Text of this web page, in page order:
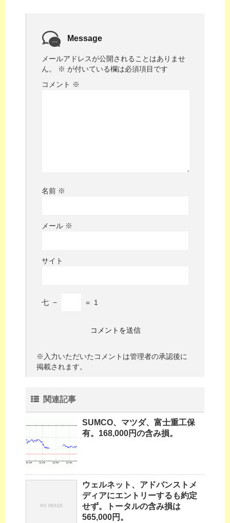
Message
メールアドレスが公開されることはありませ
ん。
※ が付いている欄は必須項目です
コメント ※
名前 ※
メール ※
サイト
七 − = 1
※入力いただいたコメントは管理者の承認後に
掲載されます。
関連記事
SUMCO、マツダ、富士重工保
有。168,000円の含み損。
ウェルネット、アドバンストメ
ディアにエントリーするも約定
せず。トータルの含み損は
565,000円。